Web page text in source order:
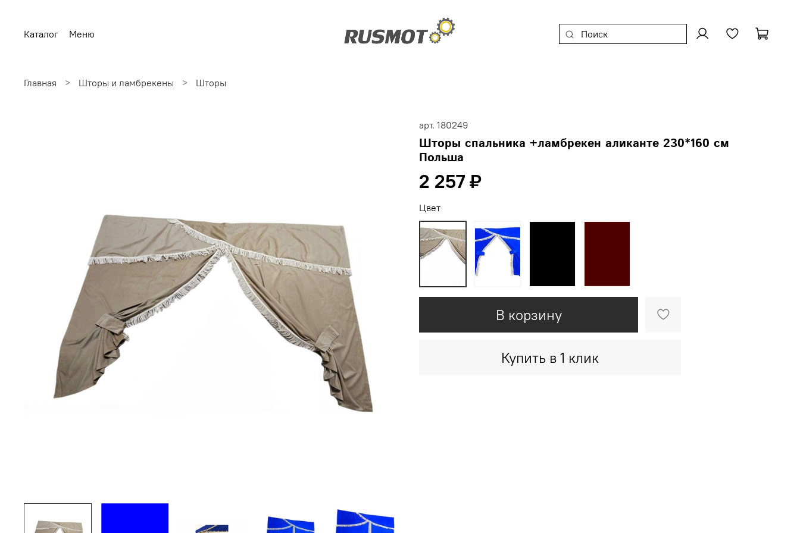
Каталог Меню
Главная Шторы и ламбрекены Шторы
арт. 180249
Шторы спальника +ламбрекен аликанте 230*160 см
Польша
2 257 ₽
В корзину
Купить в 1 клик
Цвет